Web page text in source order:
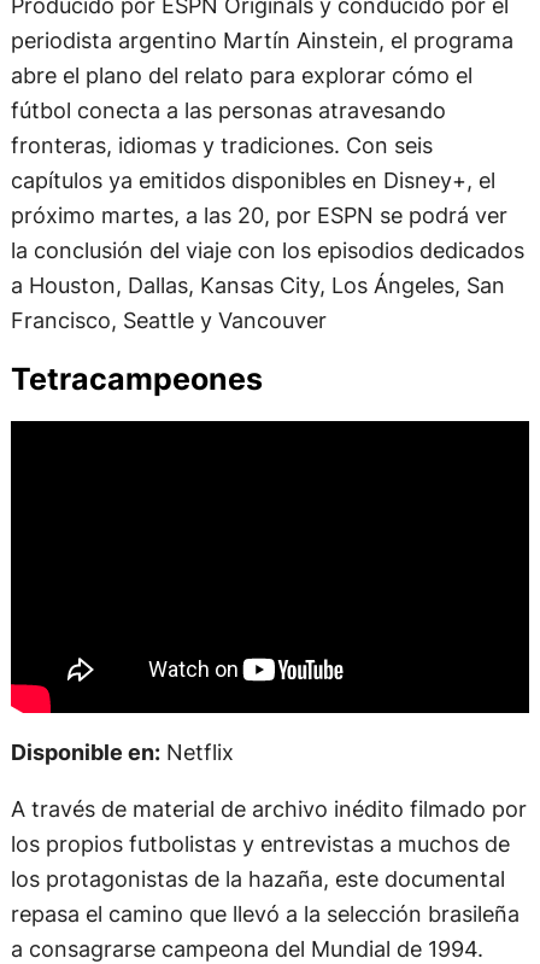
periodista argentino Martín Ainstein, el programa
abre el plano del relato para explorar cómo el
fútbol conecta a las personas atravesando
fronteras, idiomas y tradiciones. Con seis
capítulos ya emitidos disponibles en Disney+, el
próximo martes, a las 20, por ESPN se podrá ver
la conclusión del viaje con los episodios dedicados
a Houston, Dallas, Kansas City, Los Ángeles, San
Francisco, Seattle y Vancouver
Tetracampeones
Disponible en:Netflix
A través de material de archivo inédito filmado por
los propios futbolistas y entrevistas a muchos de
los protagonistas de la hazaña, este documental
repasa el camino que llevó a la selección brasileña
a consagrarse campeona del Mundial de 1994.